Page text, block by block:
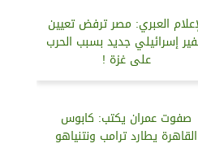
العبري: مصر ترفض تعيين
إسرائيلي جديد بسبب الحرب
على غزة !
صفوت عمران يكتب: كابوس
القاهرة يطارد ترامب ونتنياهو